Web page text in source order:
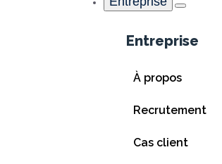
Entreprise
À propos
Recrutement
Cas client
Saint Maclou maintient sa